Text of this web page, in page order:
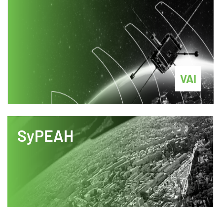
VAI
SyPEAH